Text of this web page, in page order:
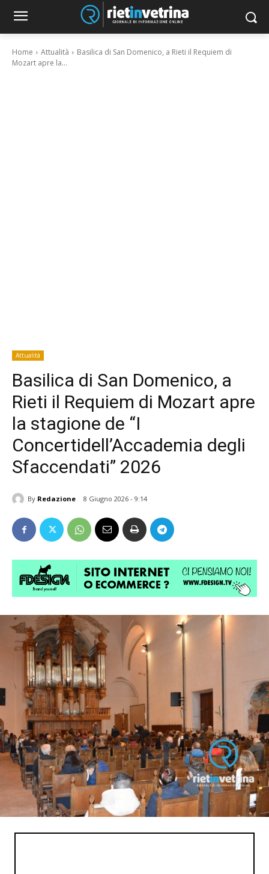
Home Attualità
Basilica di San Domenico, a Rieti il Requiem di
Mozart apre la...
Attualità
Basilica di San Domenico, a
Rieti il Requiem di Mozart apre
la stagione de “I
Concertidell’Accademia degli
Sfaccendati” 2026
By Redazione 8 Giugno 2026 - 9:14